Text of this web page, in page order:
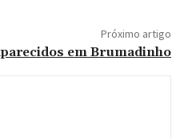
Próximo artigo
em Brumadinho